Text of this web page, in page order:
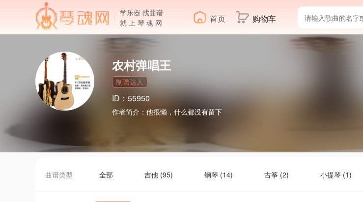
学乐器 找曲谱
就 上 琴 魂 网
首页 购物车
农村弹唱王
制谱达人
ID：55950
作者简介： 他很懒，什么都没有留下
曲谱类型 全部 吉他 (95) 钢琴 (14) 古筝 (2) 小提琴 (1)